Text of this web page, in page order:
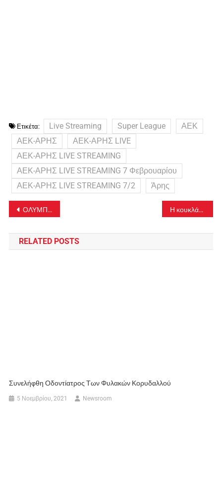
Ετικέτα: Live Streaming Super League
ΑΕΚ
ΑΕΚ-ΑΡΗΣ
ΑΕΚ-ΑΡΗΣ LIVE
ΑΕΚ-ΑΡΗΣ LIVE STREAMING
ΑΕΚ-ΑΡΗΣ LIVE STREAMING 7 Φεβρουαρίου
ΑΕΚ-ΑΡΗΣ LIVE STREAMING 7/2
Άρης
Πλοήγηση
άρθρων
ΟΛΥΜΠΙΑΚΟΣ-ΟΦΗ LIVE STREAMING 7/2: Όλα τα link Η κουκλάρα Ζωή Δημητράκου παντρεύτηκε πανίσχυρο επιχειρηματία! Δείτε ποιος είναι και… τα σχόλια δικά σας! (φωτό)
RELATED POSTS
Συνελήφθη Οδοντίατρος Των Φυλακών Κορυδαλλού
5 Νοεμβρίου, 2021 Newsroom